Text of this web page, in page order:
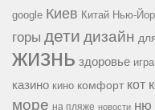
google Киев Китай Нью-
горы дети дизайн
жизнь здоровье игра
казино кино комфорт кот
море на пляже новости ню